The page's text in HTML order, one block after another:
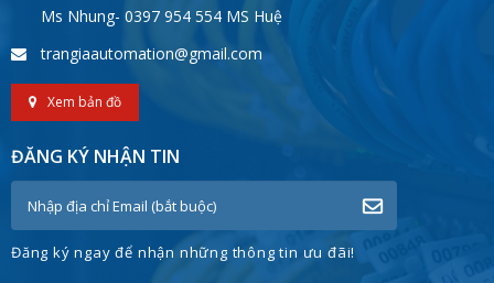
Ms Nhung- 0397 954 554 MS Huệ
trangiaautomation@gmail.com
Xem bản đồ
ĐĂNG KÝ NHẬN TIN
Đăng ký ngay để nhận những thông tin ưu đãi!